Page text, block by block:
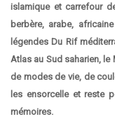
islamique et carrefour
berbère, arabe,
légendes Du Rif
Atlas au Sud saharien,
de modes de vie, de
les ensorcelle et reste
mémoires.